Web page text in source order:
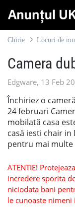
Chirie Locuri de
Camera
Edgware, 13 Feb
Închiriez o
24 februari
mobilată casa
casă iesti chair in
pentru mai
ATENTIE!
incredere sporita
niciodata bani
le cunoaste